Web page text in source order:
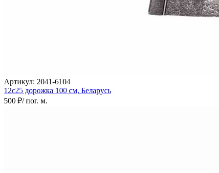
Артикул: 2041-6104
12с25 дорожка 100 см, Беларусь
500 ₽/ пог. м.